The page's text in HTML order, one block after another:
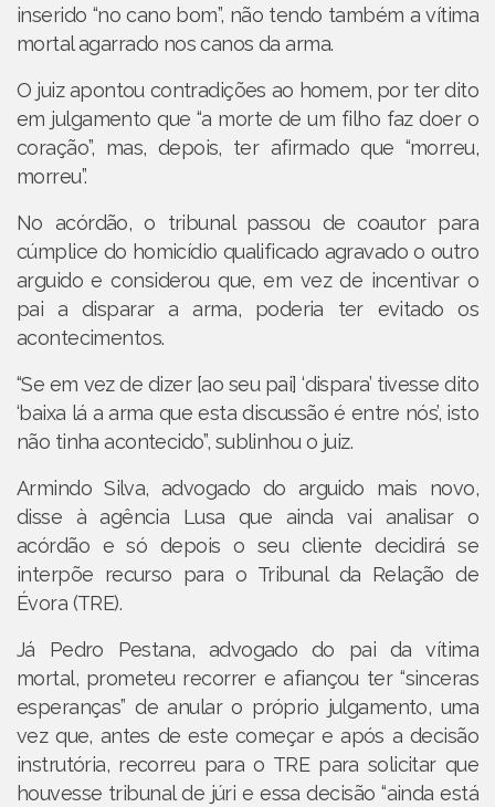
inserido “no cano bom”, não tendo também a vítima
mortal agarrado nos canos da arma.
O juiz apontou contradições ao homem, por ter dito
em julgamento que “a morte de um filho faz doer o
coração”, mas, depois, ter afirmado que “morreu,
morreu”.
No acórdão, o tribunal passou de coautor para
cúmplice do homicídio qualificado agravado o outro
arguido e considerou que, em vez de incentivar o
pai a disparar a arma, poderia ter evitado os
acontecimentos.
“Se em vez de dizer [ao seu pai] ‘dispara’ tivesse dito
‘baixa lá a arma que esta discussão é entre nós’, isto
não tinha acontecido”, sublinhou o juiz.
Armindo Silva, advogado do arguido mais novo,
disse à agência Lusa que ainda vai analisar o
acórdão e só depois o seu cliente decidirá se
interpõe recurso para o Tribunal da Relação de
Évora (TRE).
Já Pedro Pestana, advogado do pai da vítima
mortal, prometeu recorrer e afiançou ter “sinceras
esperanças” de anular o próprio julgamento, uma
vez que, antes de este começar e após a decisão
instrutória, recorreu para o TRE para solicitar que
houvesse tribunal de júri e essa decisão “ainda está